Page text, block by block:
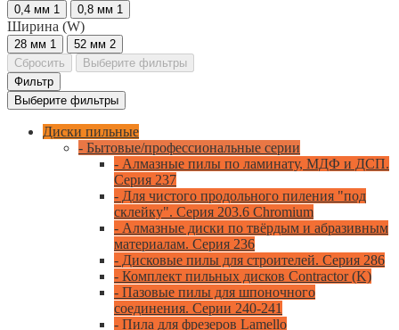
0,4 мм 1 0,8 мм 1
Ширина (W)
28 мм 1 52 мм 2
Сбросить
Выберите фильтры
Фильтр
Выберите фильтры
Диски пильные
- Бытовые/профессиональные серии
- Алмазные пилы по ламинату, МДФ и ДСП.
Серия 237
- Для чистого продольного пиления "под
склейку". Серия 203.6 Chromium
- Алмазные диски по твёрдым и абразивным
материалам. Серия 236
- Дисковые пилы для строителей. Серия 286
- Комплект пильных дисков Contractor (K)
- Пазовые пилы для шпоночного
соединения. Серии 240-241
- Пила для фрезеров Lamello